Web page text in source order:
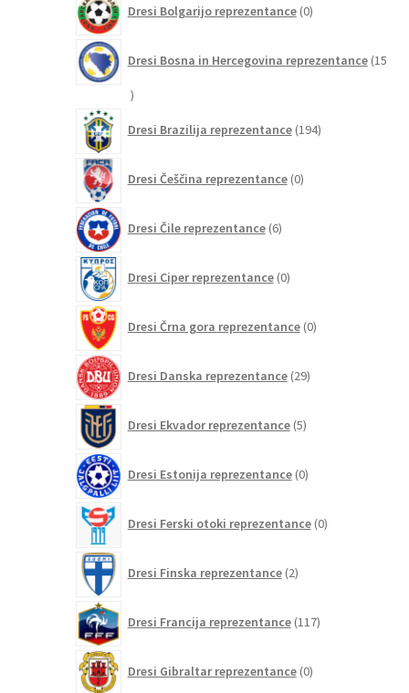
Dresi Bolgarijo reprezentance 0izdelkov
Dresi Bosna in Hercegovina reprezentance 15
15
Dresi Brazilija reprezentance 194izdelkov
Dresi Češčina reprezentance 0izdelkov
Dresi Čile reprezentance 6izdelkov
Dresi Ciper reprezentance 0izdelkov
Dresi Črna gora reprezentance 0izdelkov
Dresi Danska reprezentance 29izdelkov
Dresi Ekvador reprezentance 5izdelkov
Dresi Estonija reprezentance 0izdelkov
Dresi Ferski otoki reprezentance 0izdelkov
Dresi Finska reprezentance 2izdelka
Dresi Francija reprezentance 117izdelkov
Dresi Gibraltar reprezentance 0izdelkov